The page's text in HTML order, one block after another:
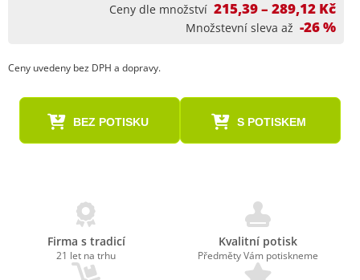
Ceny dle množství 215,39 – 289,12 Kč
Množstevní sleva až -26 %
Ceny uvedeny bez DPH a dopravy.
BEZ POTISKU S POTISKEM
Firma s tradicí
21 let na trhu
Kvalitní potisk
Předměty Vám potiskneme